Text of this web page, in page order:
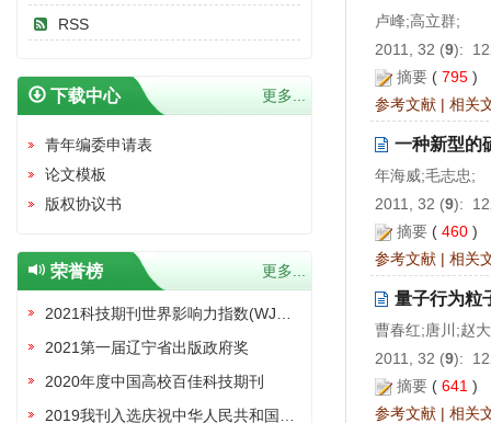
卢峰;高立群;
2011, 32 (9):
摘要 ( 795 )
参考文献 | 相关
一种新型的
年海威;毛志忠;
2011, 32 (9):
摘要 ( 460 )
参考文献 | 相关
量子行为粒
曹春红;唐川;赵
2011, 32 (9):
摘要 ( 641 )
参考文献 | 相关
RSS
下载中心 更多...
青年编委申请表
论文模板
版权协议书
荣誉榜 更多...
2021第一届辽宁省出版政府奖
2020年度中国高校百佳科技期刊